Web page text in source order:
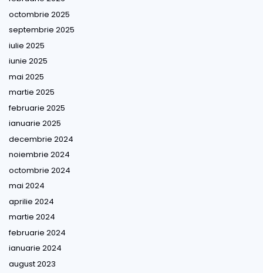
octombrie 2025
septembrie 2025
iulie 2025
iunie 2025
mai 2025
martie 2025
februarie 2025
ianuarie 2025
decembrie 2024
noiembrie 2024
octombrie 2024
mai 2024
aprilie 2024
martie 2024
februarie 2024
ianuarie 2024
august 2023